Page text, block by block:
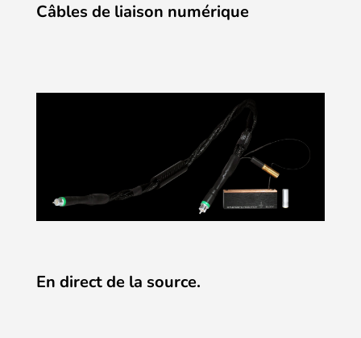
Câbles de liaison numérique
En direct de la source.